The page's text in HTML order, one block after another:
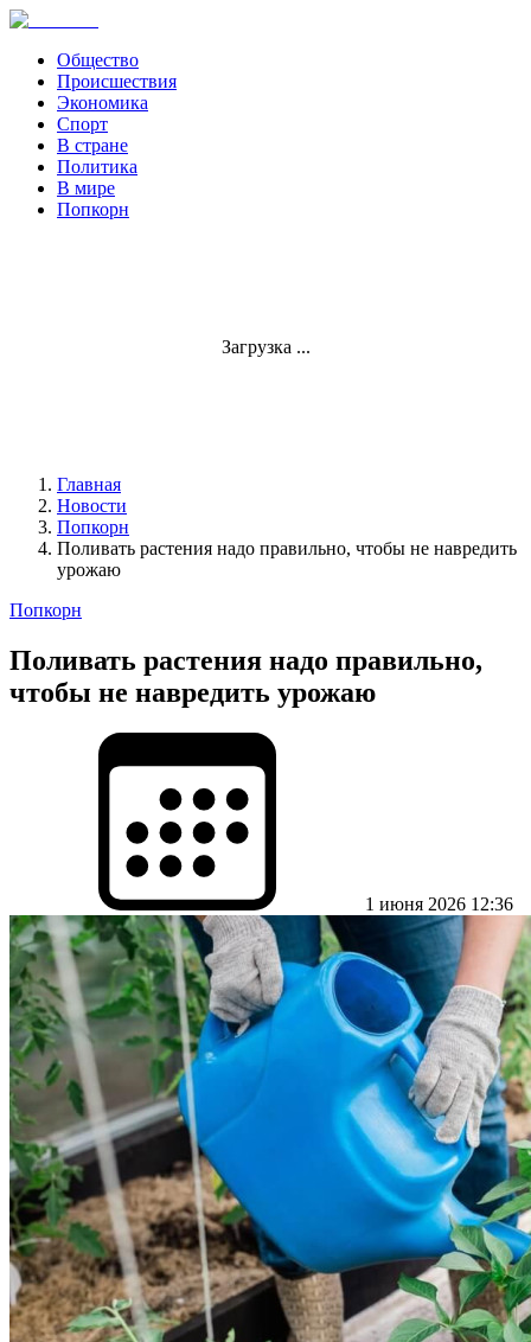
Общество
Происшествия
Экономика
Спорт
В стране
Политика
В мире
Попкорн
Загрузка ...
Главная
Новости
Попкорн
Поливать растения надо правильно, чтобы не навредить
урожаю
Попкорн
Поливать растения надо правильно,
чтобы не навредить урожаю
1 июня 2026 12:36